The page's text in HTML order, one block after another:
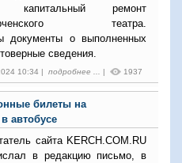
капитальный ремонт
театра.
документы о выполненных
сведения.
10:34 | подробнее ... | 1937
билеты на
автобусе
сайта KERCH.COM.RU
в редакцию письмо, в